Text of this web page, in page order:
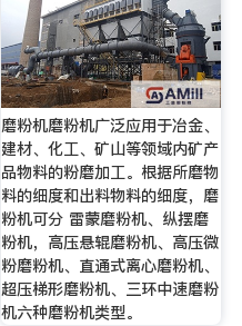
磨粉机磨粉机广泛应用于冶金、
建材、化工、矿山等领域内矿产
品物料的粉磨加工。根据所磨物
料的细度和出料物料的细度，磨
粉机可分 雷蒙磨粉机、纵摆磨
粉机，高压悬辊磨粉机、高压微
粉磨粉机、直通式离心磨粉机、
超压梯形磨粉机、三环中速磨粉
机六种磨粉机类型。